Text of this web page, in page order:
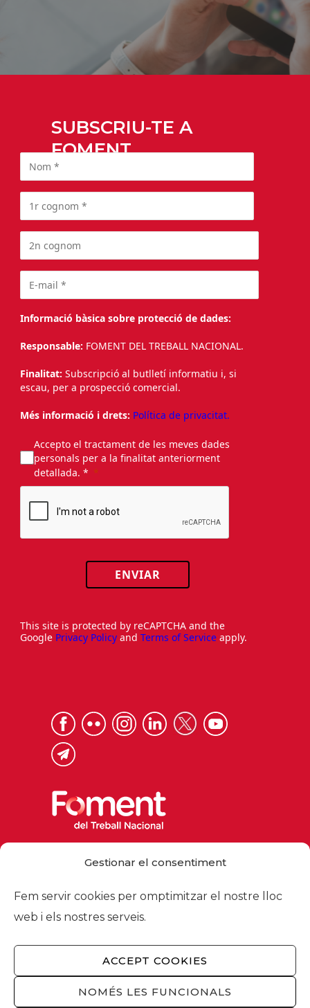
Gestionar el consentiment
Fem servir cookies per omptimitzar el nostre lloc
web i els nostres serveis.
ACCEPT COOKIES
NOMÉS LES FUNCIONALS
SUBSCRIU-TE A
FOMENT
Informació bàsica sobre protecció de dades:
Responsable: FOMENT DEL TREBALL NACIONAL.
Finalitat: Subscripció al butlletí informatiu i, si
escau, per a prospecció comercial.
Més informació i drets: Política de privacitat.
Accepto el tractament de les meves dades
personals per a la finalitat anteriorment
detallada. *
ENVIAR
This site is protected by reCAPTCHA and the
Google Privacy Policy and Terms of Service apply.
foment@foment.com
© 2026 - Foment del Treball Nacional
Nosaltres